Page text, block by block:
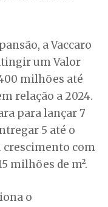
a Vaccaro
um Valor
milhões até
relação a 2024.
para lançar 7
5 até o
crescimento com
milhões de m².
o